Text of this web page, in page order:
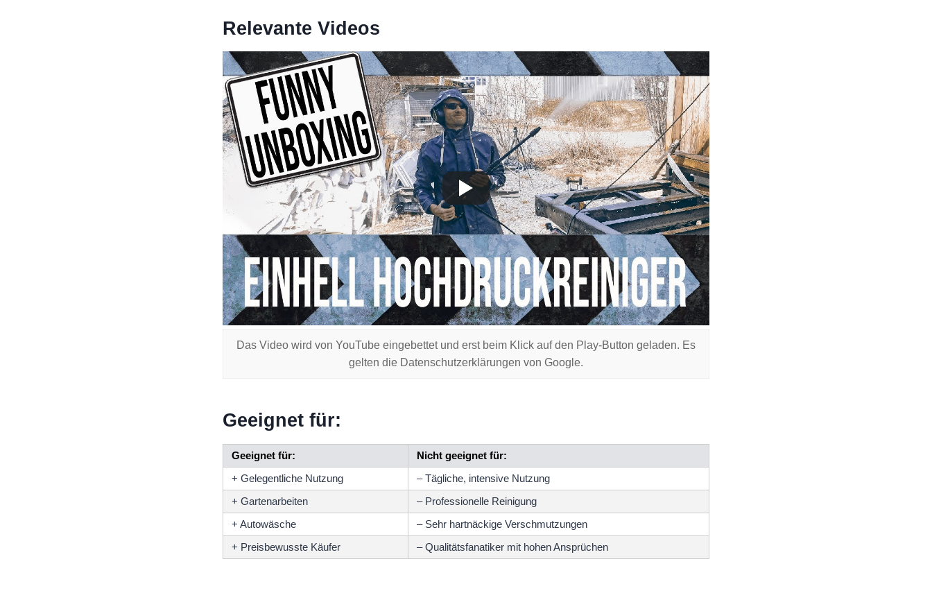
Relevante Videos
Das Video wird von YouTube eingebettet und erst beim Klick auf den Play-Button geladen. Es
gelten die Datenschutzerklärungen von Google.
Geeignet für:
Geeignet für:
Nicht geeignet für:
+ Gelegentliche Nutzung
– Tägliche, intensive Nutzung
+ Gartenarbeiten
– Professionelle Reinigung
+ Autowäsche
– Sehr hartnäckige Verschmutzungen
+ Preisbewusste Käufer
– Qualitätsfanatiker mit hohen Ansprüchen